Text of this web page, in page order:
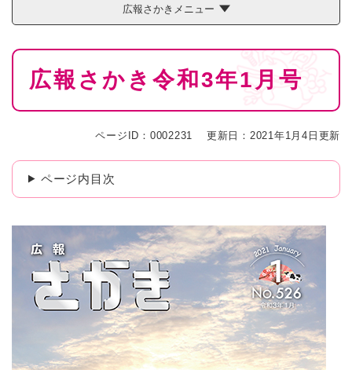
広報さかきメニュー
本
広報さかき令和3年1月号
ページID：0002231 更新日：2021年1月4日更新
ページ内目次